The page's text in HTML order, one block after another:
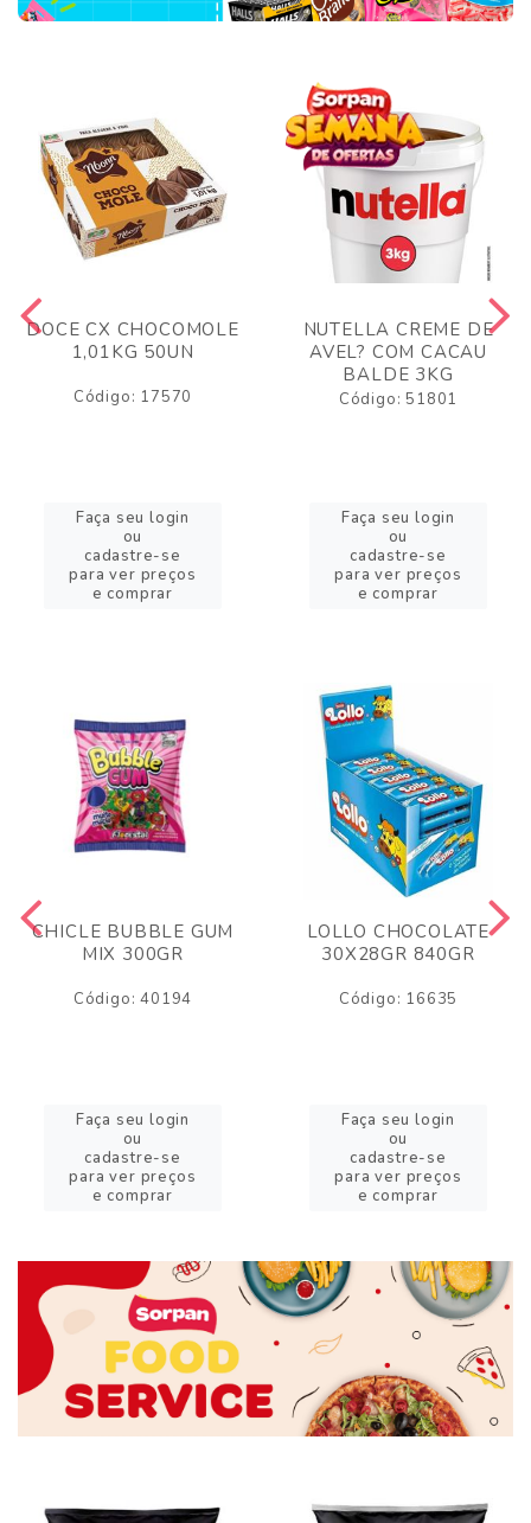
DOCE CX CHOCOMOLE
1,01KG 50UN
Código: 17570
Faça seu login
ou
cadastre-se
para ver preços
e comprar
NUTELLA CREME DE
AVEL? COM CACAU
BALDE 3KG
Código: 51801
Faça seu login
ou
cadastre-se
para ver preços
e comprar
CHICLE BUBBLE GUM
MIX 300GR
Código: 40194
Faça seu login
ou
cadastre-se
para ver preços
e comprar
LOLLO CHOCOLATE
30X28GR 840GR
Código: 16635
Faça seu login
ou
cadastre-se
para ver preços
e comprar